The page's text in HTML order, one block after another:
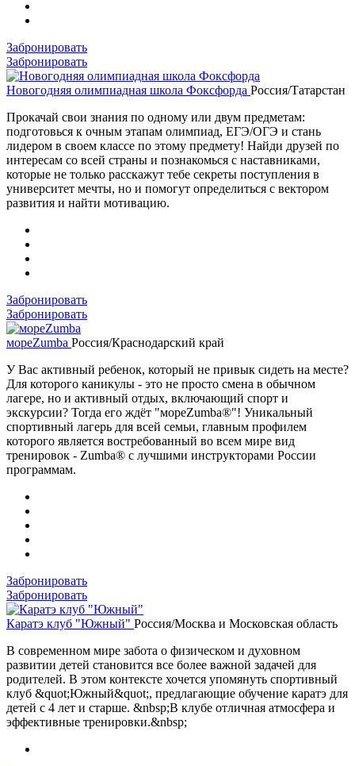
Забронировать
Забронировать
Новогодняя олимпиадная школа Фоксфорда Россия/Татарстан
Прокачай свои знания по одному или двум предметам:
подготовься к очным этапам олимпиад, ЕГЭ/ОГЭ и стань
лидером в своем классе по этому предмету! Найди друзей по
интересам со всей страны и познакомься с наставниками,
которые не только расскажут тебе секреты поступления в
университет мечты, но и помогут определиться с вектором
развития и найти мотивацию.
Забронировать
Забронировать
мореZumba Россия/Краснодарский край
У Вас активный ребенок, который не привык сидеть на месте?
Для которого каникулы - это не просто смена в обычном
лагере, но и активный отдых, включающий спорт и
экскурсии? Тогда его ждёт "мореZumba®"! Уникальный
спортивный лагерь для всей семьи, главным профилем
которого является востребованный во всем мире вид
тренировок - Zumba® с лучшими инструкторами России
программам.
Забронировать
Забронировать
Каратэ клуб "Южный" Россия/Москва и Московская область
В современном мире забота о физическом и духовном
развитии детей становится все более важной задачей для
родителей. В этом контексте хочется упомянуть спортивный
клуб &quot;Южный&quot;, предлагающие обучение каратэ для
детей с 4 лет и старше. &nbsp;В клубе отличная атмосфера и
эффективные тренировки.&nbsp;